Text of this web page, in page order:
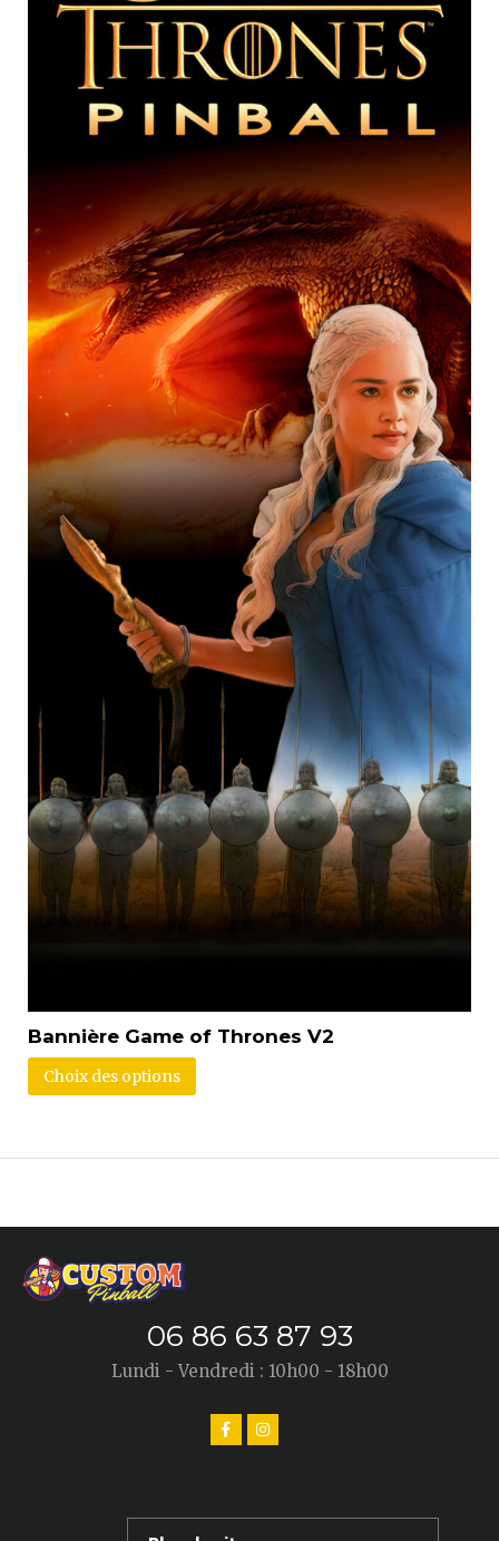
Bannière Game of Thrones V2
Choix des options
06 86 63 87 93
Lundi - Vendredi : 10h00 - 18h00